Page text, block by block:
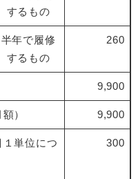
するもの
半年で履修
するもの
260
9,900
） 9,900
単位につ
300